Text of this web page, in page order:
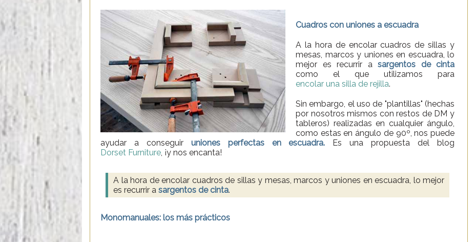
Cuadros con uniones a escuadra
A la hora de encolar cuadros de sillas y
mesas, marcos y uniones en escuadra, lo
mejor es recurrir a sargentos de cinta
como el que utilizamos para
encolar una silla de rejilla.
Sin embargo, el uso de "plantillas" (hechas
por nosotros mismos con restos de DM y
tableros) realizadas en cualquier ángulo,
como estas en ángulo de 90º, nos puede
ayudar a conseguir uniones perfectas en escuadra. Es una propuesta del blog
Dorset Furniture, ¡y nos encanta!
A la hora de encolar cuadros de sillas y mesas, marcos y uniones en escuadra, lo mejor
es recurrir a sargentos de cinta.
Monomanuales: los más prácticos